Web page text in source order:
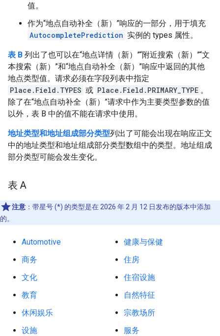
值。
作为“地点自动补全（新）”响应的一部分，用于填充
AutocompletePrediction 实例的 types 属性。
表 B 列出了也可以在“地点详情（新）”“附近搜索（新）”“文
本搜索（新）”和“地点自动补全（新）”响应中返回的其他
地点类型值。请求必须在字段列表中指定
Place.Field.TYPES 或 Place.Field.PRIMARY_TYPE 。
除了在“地点自动补全（新）”请求中作为主要类型参数的值
以外，表 B 中的值不能在请求中使用。
地址类型和地址组成部分类型列出了可能会出现在响应正文
中的地址类型和地址组成部分类型数组中的类型。地址组成
部分类型可能会发生变化。
表 A
注意 ：带星号 (*) 的类型是在 2026 年 2 月 12 日发布的版本中添加
的。
Automotive
商务
文化
教育
休闲娱乐
设施
健康与保健
住房
住宿设施
自然特征
宗教场所
服务